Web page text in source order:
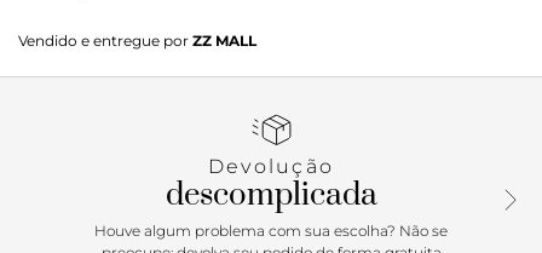
quem busca sofisticação sem abrir mão do conforto.
Versátil, ela transita do look de trabalho elegante ao happy
Vendido e entregue por ZZ MALL
Devolução
descomplicada
Houve algum problema com sua escolha? Não se